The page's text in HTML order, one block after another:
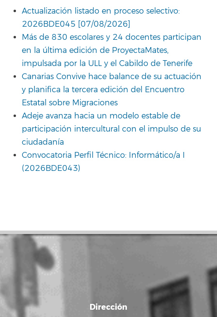
Actualización listado en proceso selectivo:
2026BDE045 [07/08/2026]
Más de 830 escolares y 24 docentes participan
en la última edición de ProyectaMates,
impulsada por la ULL y el Cabildo de Tenerife
Canarias Convive hace balance de su actuación
y planifica la tercera edición del Encuentro
Estatal sobre Migraciones
Adeje avanza hacia un modelo estable de
participación intercultural con el impulso de su
ciudadanía
Convocatoria Perfil Técnico: Informático/a I
(2026BDE043)
Dirección